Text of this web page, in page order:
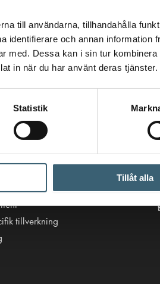
till användarna, tillhandahålla
identifierare och annan information
med. Dessa kan i sin tur kombinera
in när du har använt deras tjänster.
Statistik
Tillåt alla
tillverkning